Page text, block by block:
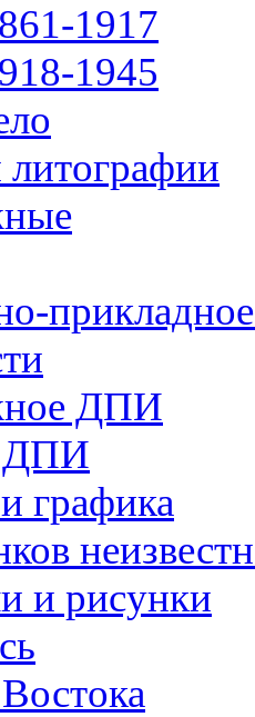
1917
1945
ДПИ
ДПИ
графика
и рисунки